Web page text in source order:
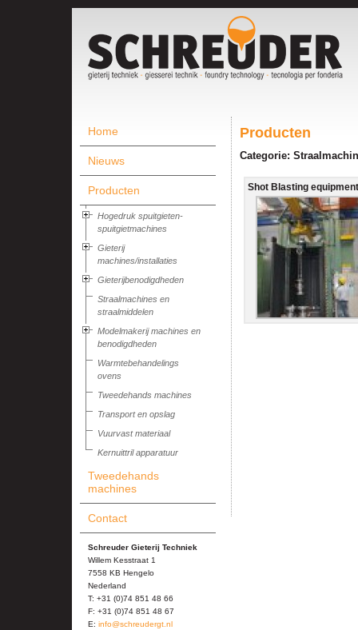
Home
Nieuws
Producten
Hogedruk spuitgieten-
spuitgietmachines
Gieterij
machines/installaties
Gieterijbenodigdheden
Straalmachines en
straalmiddelen
Modelmakerij machines en
benodigdheden
Warmtebehandelings
ovens
Tweedehands machines
Transport en opslag
Vuurvast materiaal
Kernuittril apparatuur
Tweedehands
machines
Contact
Schreuder Gieterij Techniek
Willem Kesstraat 1
7558 KB Hengelo
Nederland
T: +31 (0)74 851 48 66
F: +31 (0)74 851 48 67
E: info@schreudergt.nl
Producten
Categorie:
Shot Blasting